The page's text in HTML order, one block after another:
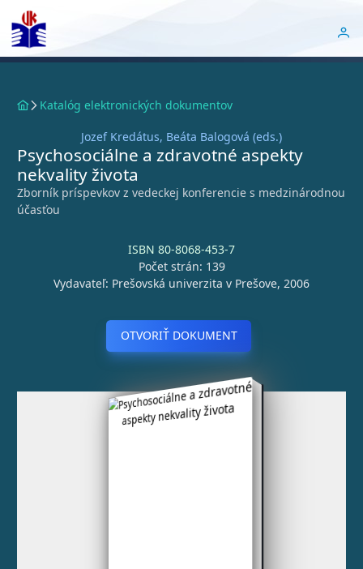
Katalóg elektronických dokumentov
Jozef Kredátus, Beáta Balogová (eds.)
Psychosociálne a zdravotné aspekty
nekvality života
Zborník príspevkov z vedeckej konferencie s medzinárodnou
účasťou
ISBN 80-8068-453-7
Počet strán: 139
Vydavateľ: Prešovská univerzita v Prešove, 2006
OTVORIŤ DOKUMENT